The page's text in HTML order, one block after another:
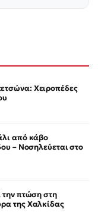
Χειροπέδες
από κάβο
– Νοσηλεύεται στο
την πτώση στη
της Χαλκίδας